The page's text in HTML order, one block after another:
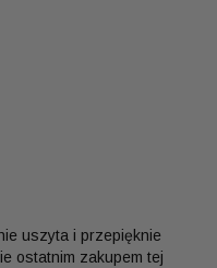
uszyta i przepięknie
ostatnim zakupem tej